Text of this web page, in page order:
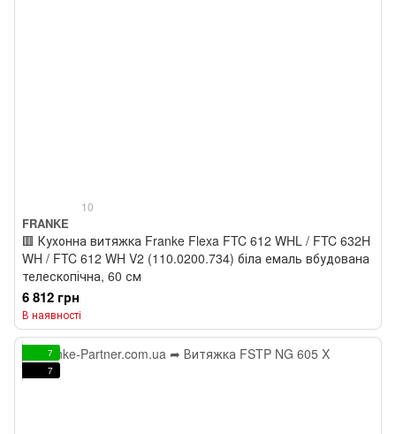
10
FRANKE
🟥 Кухонна витяжка Franke Flexa FTC 612 WHL / FTC 632H
WH / FTC 612 WH V2 (110.0200.734) біла емаль вбудована
телескопічна, 60 см
6 812 грн
В наявності
7
7